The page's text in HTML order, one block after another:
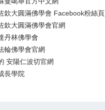
欽大圓滿佛學會 Facebook粉絲頁
欽大圓滿佛學會官網
丹林佛學會
輪佛學會官網
安陽仁波切官網
長學院